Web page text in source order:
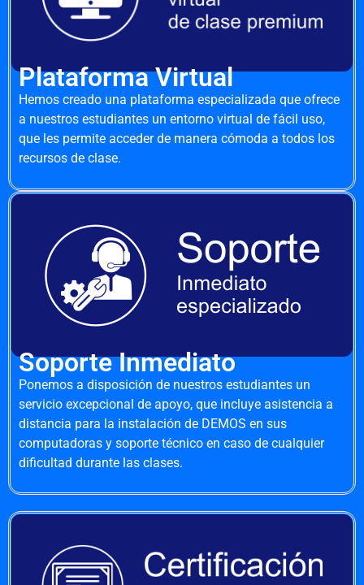
Plataforma Virtual
Hemos creado una plataforma especializada que ofrece
a nuestros estudiantes un entorno virtual de fácil uso,
que les permite acceder de manera cómoda a todos los
recursos de clase.
Soporte Inmediato
Ponemos a disposición de nuestros estudiantes un
servicio excepcional de apoyo, que incluye asistencia a
distancia para la instalación de DEMOS en sus
computadoras y soporte técnico en caso de cualquier
dificultad durante las clases.